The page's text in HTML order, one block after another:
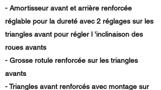
- Amortisseur avant et arrière renforcée
réglable pour la dureté avec 2 réglages sur les
triangles avant pour régler l 'inclinaison des
roues avants
- Grosse rotule renforcée sur les triangles
avants
- Triangles avant renforcés avec montage sur